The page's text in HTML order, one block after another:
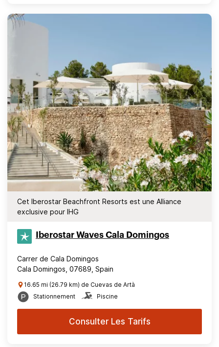
Cet Iberostar Beachfront Resorts est une Alliance
exclusive pour IHG
Iberostar Waves Cala Domingos
Carrer de Cala Domingos
Cala Domingos, 07689, Spain
16.65 mi (26.79 km) de Cuevas de Artà
Stationnement
Piscine
Consulter Les Tarifs